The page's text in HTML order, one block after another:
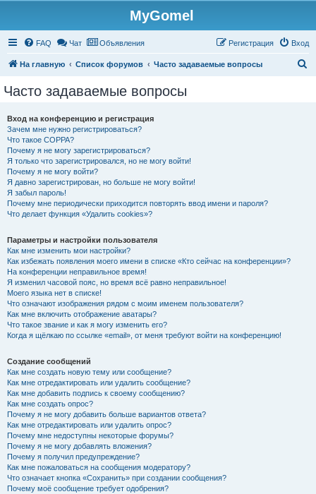
MyGomel
FAQ Чат Объявления Вход
Регистрация
На главную Список форумов Часто задаваемые вопросы
Часто задаваемые вопросы
Вход на конференцию и регистрация
Зачем мне нужно регистрироваться?
Что такое COPPA?
Почему я не могу зарегистрироваться?
Я только что зарегистрировался, но не могу войти!
Почему я не могу войти?
Я давно зарегистрирован, но больше не могу войти!
Я забыл пароль!
Почему мне периодически приходится повторять ввод имени и пароля?
Что делает функция «Удалить cookies»?
Параметры и настройки пользователя
Как мне изменить мои настройки?
Как избежать появления моего имени в списке «Кто сейчас на конференции»?
На конференции неправильное время!
Я изменил часовой пояс, но время всё равно неправильное!
Моего языка нет в списке!
Что означают изображения рядом с моим именем пользователя?
Как мне включить отображение аватары?
Что такое звание и как я могу изменить его?
Когда я щёлкаю по ссылке «email», от меня требуют войти на конференцию!
Создание сообщений
Как мне создать новую тему или сообщение?
Как мне отредактировать или удалить сообщение?
Как мне добавить подпись к своему сообщению?
Как мне создать опрос?
Почему я не могу добавить больше вариантов ответа?
Как мне отредактировать или удалить опрос?
Почему мне недоступны некоторые форумы?
Почему я не могу добавлять вложения?
Почему я получил предупреждение?
Как мне пожаловаться на сообщения модератору?
Что означает кнопка «Сохранить» при создании сообщения?
Почему моё сообщение требует одобрения?